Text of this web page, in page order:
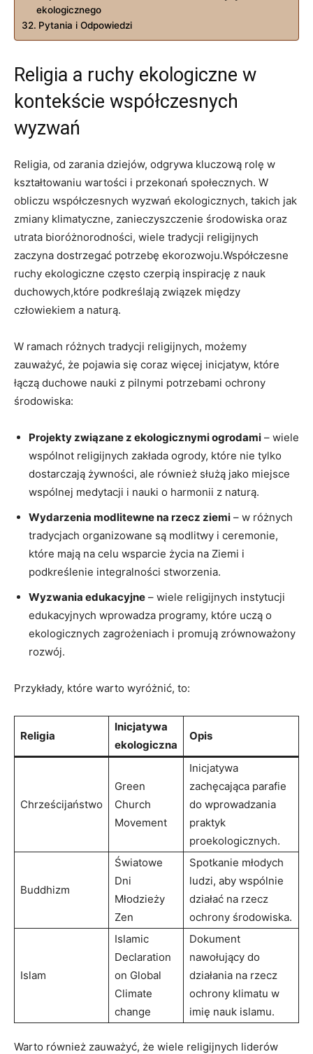
⁢ekologicznego
Pytania i Odpowiedzi
Religia a ruchy ekologiczne w
kontekście‌ współczesnych
wyzwań
Religia, od zarania⁣ dziejów, odgrywa kluczową rolę w
kształtowaniu wartości i​ przekonań społecznych. W
obliczu współczesnych ⁢wyzwań ⁣ekologicznych, ‌takich jak
⁤zmiany klimatyczne, ‍zanieczyszczenie środowiska oraz⁤
utrata‍ bioróżnorodności, wiele tradycji ⁢religijnych
‌zaczyna dostrzegać⁢ potrzebę ekorozwoju.Współczesne
⁢ruchy ekologiczne często czerpią inspirację z nauk
duchowych,które podkreślają ⁤związek między
człowiekiem a naturą.
W​ ramach różnych tradycji religijnych, możemy
zauważyć, że pojawia się coraz więcej inicjatyw, które
łączą duchowe‌ nauki z⁢ pilnymi potrzebami​ ochrony
środowiska:
Projekty związane⁤ z ekologicznymi ogrodami – wiele
wspólnot religijnych ‌zakłada ogrody, które nie tylko
dostarczają żywności, ale również ​służą jako⁣ miejsce
wspólnej medytacji i​ nauki o ⁢harmonii z‍ naturą.
Wydarzenia ​modlitewne‌ na rzecz ziemi – w różnych‌
tradycjach organizowane są‌ modlitwy⁣ i ⁢ceremonie,
‌które mają‌ na celu wsparcie ⁣życia na⁤ Ziemi i
podkreślenie integralności stworzenia.
Wyzwania edukacyjne – wiele religijnych ⁢instytucji
edukacyjnych wprowadza⁣ programy, które uczą o
ekologicznych zagrożeniach ⁢i promują zrównoważony
rozwój.
Przykłady, które warto wyróżnić,⁢ to:
Religia
Inicjatywa
ekologiczna
Opis
Chrześcijaństwo
Green
Church
Movement
Inicjatywa
zachęcająca parafie
do wprowadzania⁣
praktyk
proekologicznych.
Buddhizm
Światowe
Dni
Młodzieży
Zen
Spotkanie‍ młodych
ludzi, aby wspólnie
działać​ na rzecz
ochrony środowiska.
Islam
Islamic
Declaration
on Global ​
Climate‌
change
Dokument
nawołujący do
działania na rzecz
⁢ochrony‍ klimatu w
imię ‍nauk​ islamu.
Warto również zauważyć, ​że wiele religijnych liderów